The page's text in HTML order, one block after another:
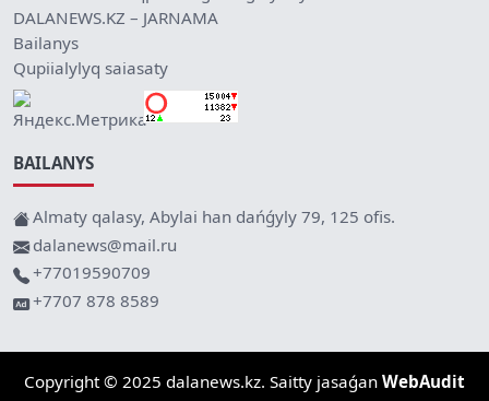
DALANEWS.KZ – JARNAMA
Bailanys
Qupiialylyq saiasaty
BAILANYS
Almaty qalasy, Abylai han dańǵyly 79, 125 ofis.
dalanews@mail.ru
+77019590709
+7707 878 8589
Copyright © 2025 dalanews.kz. Saitty jasaǵan WebAudit